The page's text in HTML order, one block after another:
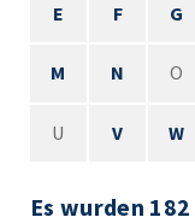
E F G
M N O
U V W
Es wurden